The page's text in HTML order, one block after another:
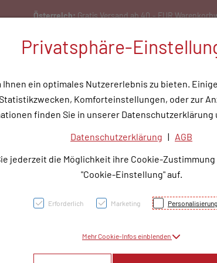
Österreich:Gratis Versand ab 40,- EUR
Medizinische Hilfsmittel Tipps & Wissen
Privatsphäre-
ein optimales Nutzererlebnis zu bieten.
Komforteinstellungen, oder zur
finden Sie in unserer Datenschutzerklärung
Datenschutzerklärung | AGB
jederzeit die Möglichkeit ihre Cookie-Zustimmung
"Cookie-Einstellung" auf.
Erforderlich Marketing Personalisierung
Mehr Cookie-Infos einblenden